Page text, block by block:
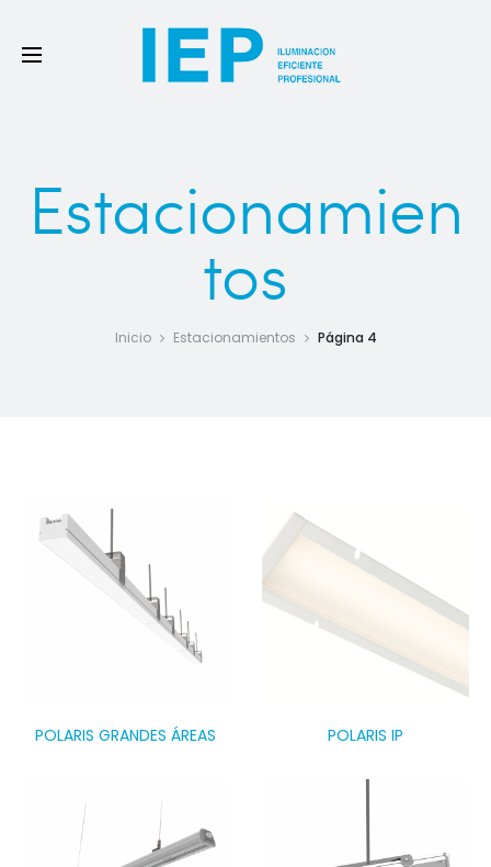
Estacionamien
tos
Inicio Estacionamientos Página 4
POLARIS GRANDES ÁREAS POLARIS IP